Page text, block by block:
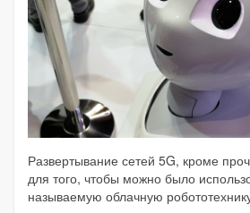
Развертывание сетей 5G, кроме
для того, чтобы можно было
называемую облачную